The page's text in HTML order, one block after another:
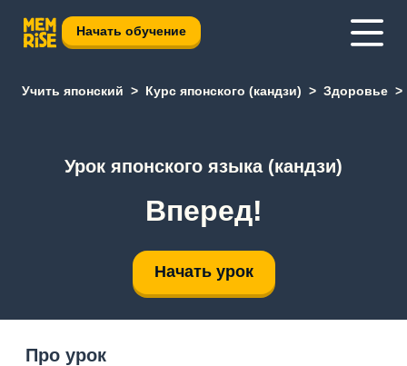
Начать обучение
Учить японский Курс японского (кандзи) Здоровье
Урок японского языка (кандзи)
Вперед!
Начать урок
Про урок